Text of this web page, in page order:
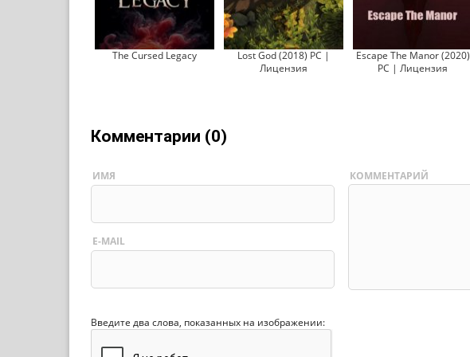
The Cursed Legacy
Lost God (2018) PC |
Лицензия
Escape The Manor (2020)
PC | Лицензия
Комментарии (0)
ИМЯ
E-MAIL
КОММЕНТАРИЙ
Введите два слова, показанных на изображении: